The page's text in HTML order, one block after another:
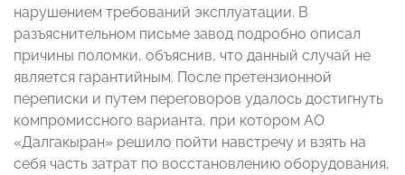
нарушением требований эксплуатации. В
разъяснительном письме завод подробно описал
причины поломки, объяснив, что данный случай не
является гарантийным. После претензионной
переписки и путем переговоров удалось достигнуть
компромиссного варианта, при котором АО
«Далгакыран» решило пойти навстречу и взять на
себя часть затрат по восстановлению оборудования,